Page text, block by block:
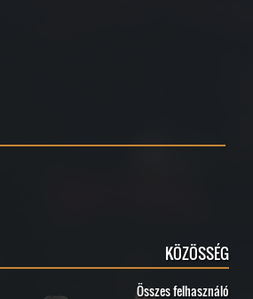
KÖZÖSSÉG
Összes felhasználó